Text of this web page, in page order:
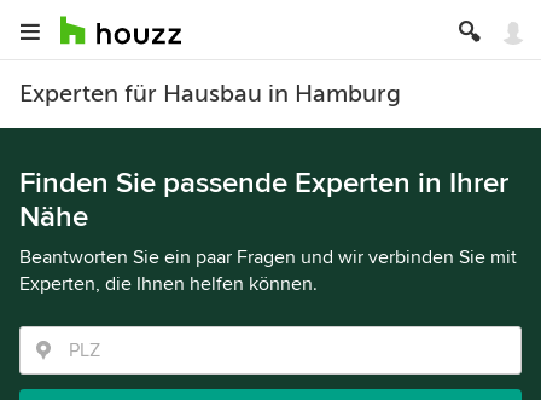
Experten für Hausbau in Hamburg
Finden Sie passende Experten in Ihrer
Nähe
Beantworten Sie ein paar Fragen und wir verbinden Sie mit
Experten, die Ihnen helfen können.